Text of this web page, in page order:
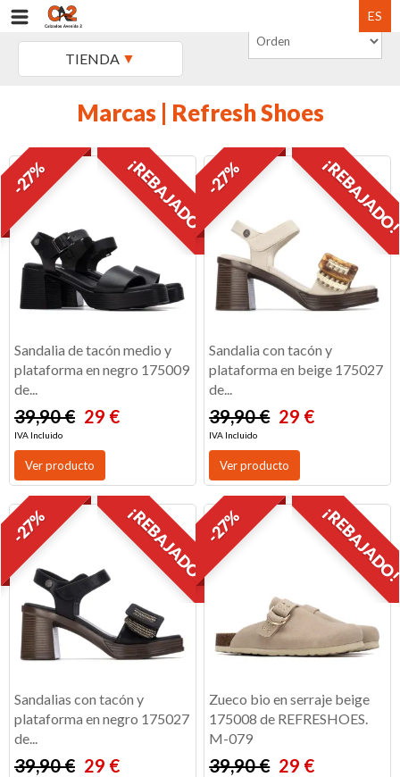
ES
TIENDA
Marcas | Refresh Shoes
¡REBAJADO!
-27%
Sandalia de tacón medio y
plataforma en negro 175009
de...
39,90 € 29 €
IVA Incluido
Ver producto
-27%
Sandalia con tacón y
plataforma en beige 175027
de...
39,90 € 29 €
IVA Incluido
Ver producto
¡REBAJADO!
-27%
Sandalias con tacón y
plataforma en negro 175027
de...
39,90 € 29 €
-27%
Zueco bio en serraje beige
175008 de REFRESHOES.
M-079
39,90 € 29 €